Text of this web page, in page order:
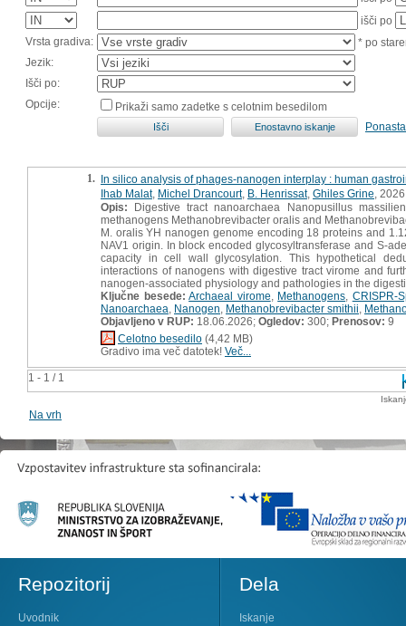
išči po
Vrsta gradiva:
* po
Jezik:
Išči po:
Opcije:
Prikaži samo zadetke s celotnim besedilom
1 - 1 / 1
1. In silico analysis of phages-nanogen interplay : human
Ihab Malat, Michel Drancourt, B. Henrissat, Ghiles Grine ,
Opis: Digestive tract nanoarchaea Nanopusillus
methanogens Methanobrevibacter oralis and
M. oralis YH nanogen genome encoding 18 proteins and
NAV1 origin. In block encoded glycosyltransferase and S-
capacity in cell wall glycosylation. This hypothetical
interactions of nanogens with digestive tract virome and
nanogen-associated physiology and pathologies in the
Ključne besede: Archaeal virome Methanogens CRISPR-
Nanoarchaea Nanogen Methanobrevibacter smithii
Objavljeno v RUP: 18.06.2026; Ogledov: 300; Prenosov: 9
Celotno besedilo (4,42 MB)
Gradivo ima več datotek! Več...
Na vrh
Repozitorij
Uvodnik
Dela
Iskanje